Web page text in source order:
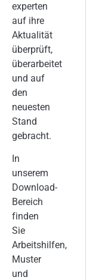
experten
auf ihre
Aktualität
überprüft,
überarbeitet
und auf
den
neuesten
Stand
gebracht.
In
unserem
Download-
Bereich
finden
Sie
Arbeitshilfen,
Muster
und